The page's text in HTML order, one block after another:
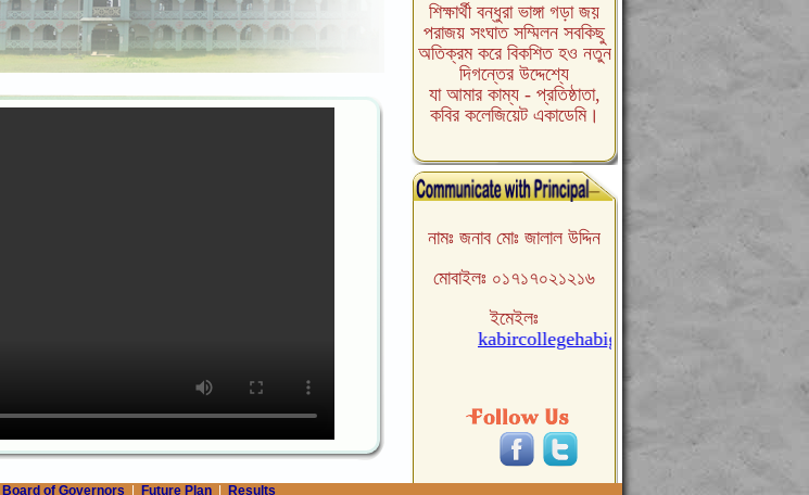
শিক্ষার্থী বন্ধুরা ভাঙ্গা গড়া জয়
পরাজয় সংঘাত সম্মিলন সবকিছু
অতিক্রম করে বিকশিত হও নতুন
দিগন্তের উদ্দেশ্যে
যা আমার কাম্য - প্রতিষ্ঠাতা,
কবির কলেজিয়েট একাডেমি।
.
নামঃ জনাব মোঃ জালাল উদ্দিন
মোবাইলঃ ০১৭১৭০২১২১৬
ইমেইলঃ
kabircollegehabiganj@gmail.com
Board of Governors Future Plan| Results